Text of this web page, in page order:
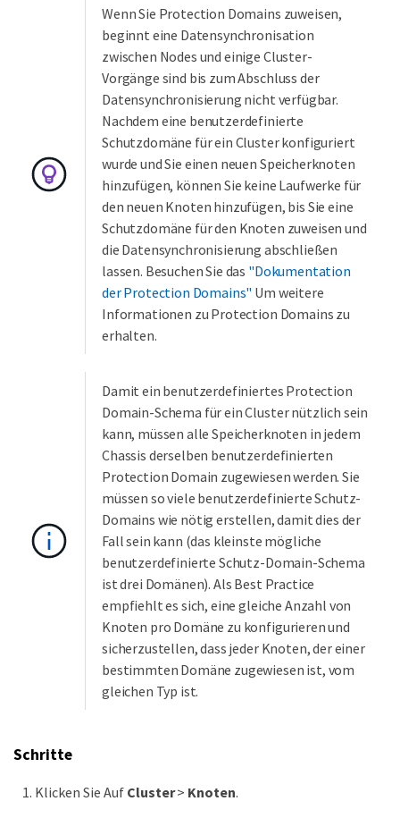
Wenn Sie Protection Domains zuweisen,
beginnt eine Datensynchronisation
zwischen Nodes und einige Cluster-
Vorgänge sind bis zum Abschluss der
Datensynchronisierung nicht verfügbar.
Nachdem eine benutzerdefinierte
Schutzdomäne für ein Cluster konfiguriert
wurde und Sie einen neuen Speicherknoten
hinzufügen, können Sie keine Laufwerke für
den neuen Knoten hinzufügen, bis Sie eine
Schutzdomäne für den Knoten zuweisen und
die Datensynchronisierung abschließen
lassen. Besuchen Sie das "Dokumentation
der Protection Domains" Um weitere
Informationen zu Protection Domains zu
erhalten.
Damit ein benutzerdefiniertes Protection
Domain-Schema für ein Cluster nützlich sein
kann, müssen alle Speicherknoten in jedem
Chassis derselben benutzerdefinierten
Protection Domain zugewiesen werden. Sie
müssen so viele benutzerdefinierte Schutz-
Domains wie nötig erstellen, damit dies der
Fall sein kann (das kleinste mögliche
benutzerdefinierte Schutz-Domain-Schema
ist drei Domänen). Als Best Practice
empfiehlt es sich, eine gleiche Anzahl von
Knoten pro Domäne zu konfigurieren und
sicherzustellen, dass jeder Knoten, der einer
bestimmten Domäne zugewiesen ist, vom
gleichen Typ ist.
Schritte
Klicken Sie Auf Cluster> Knoten.